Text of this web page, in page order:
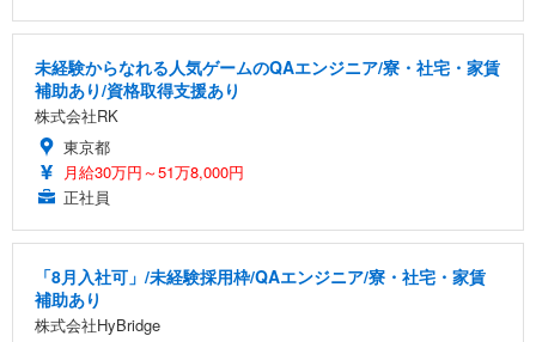
未経験からなれる人気ゲームのQAエンジニア/寮・社宅・家賃
補助あり/資格取得支援あり
株式会社RK
東京都
月給30万円～51万8,000円
正社員
「8月入社可」/未経験採用枠/QAエンジニア/寮・社宅・家賃
補助あり
株式会社HyBridge